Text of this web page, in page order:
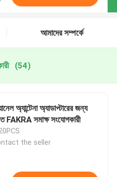
আমাদের সম্পর্কে
(54)
অ্যান্টেনা অ্যাডাপ্টারের জন্য
FAKRA সমাক্ষ সংযোগকারী
the seller